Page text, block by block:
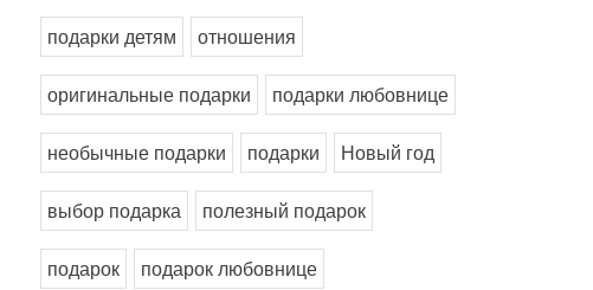
подарки детям отношения
оригинальные подарки подарки любовнице
необычные подарки подарки Новый год
выбор подарка полезный подарок
подарок подарок любовнице